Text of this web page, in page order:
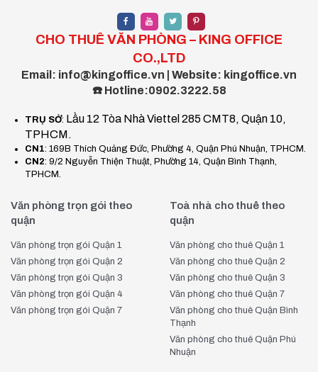
CHO THUÊ VĂN PHÒNG – KING OFFICE
CO.,LTD
Email: info@kingoffice.vn | Website: kingoffice.vn
☎️ Hotline:0902.3222.58
TRỤ SỞ: Lầu 12 Tòa Nhà Viettel 285 CMT8, Quận 10,
TPHCM.
CN1: 169B Thích Quảng Đức, Phường 4, Quận Phú Nhuận, TPHCM.
CN2: 9/2 Nguyễn Thiện Thuật, Phường 14, Quận Bình Thạnh,
TPHCM.
Văn phòng trọn gói theo
quận
Văn phòng trọn gói Quận 1
Văn phòng trọn gói Quận 2
Văn phòng trọn gói Quận 3
Văn phòng trọn gói Quận 4
Văn phòng trọn gói Quận 7
Toà nhà cho thuê theo
quận
Văn phòng cho thuê Quận 1
Văn phòng cho thuê Quận 2
Văn phòng cho thuê Quận 3
Văn phòng cho thuê Quận 7
Văn phòng cho thuê Quận Bình
Thạnh
Văn phòng cho thuê Quận Phú
Nhuận